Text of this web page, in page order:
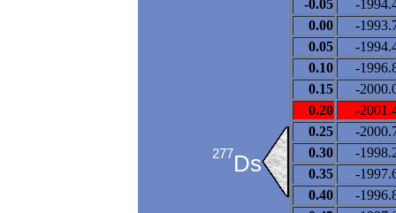
277Ds
-0.05
-
0.00
-
0.05
-
0.10
-
0.15
-
0.20
-
0.25
-
0.30
-
0.35
-
0.40
-